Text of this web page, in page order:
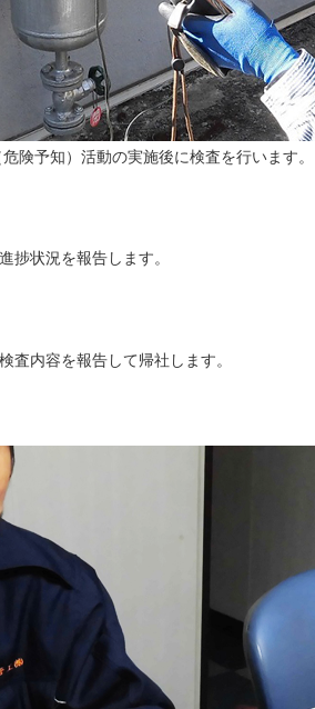
険予知）活動の実施後に検査を行います。
捗状況を報告します。
査内容を報告して帰社します。